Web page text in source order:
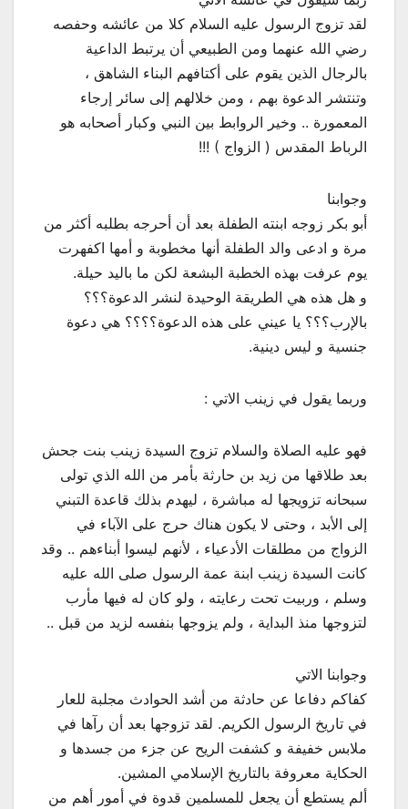
لقد تزوج الرسول عليه السلام كلا من عائشه وحفصه
رضي الله عنهما ومن الطبيعي أن يرتبط الداعية
بالرجال الذين يقوم على أكتافهم البناء الشاهق ،
وتنتشر الدعوة بهم ، ومن خلالهم إلى سائر إرجاء
المعمورة .. وخير الروابط بين النبي وكبار أصحابه هو
الرباط المقدس ( الزواج ) !!!
وجوابنا
أبو بكر زوجه ابنته الطفلة بعد أن أحرجه بطلبه أكثر من
مرة و ادعى والد الطفلة أنها مخطوبة و أمها اكفهرت
يوم عرفت بهذه الخطبة البشعة لكن ما باليد حيلة.
و هل هذه هي الطريقة الوحيدة لنشر الدعوة؟؟؟
بالإرب؟؟؟ يا عيني على هذه الدعوة؟؟؟؟ هي دعوة
جنسية و ليس دينية.
وربما يقول في زينب الاتي :
فهو عليه الصلاة والسلام تزوج السيدة زينب بنت جحش
بعد طلاقها من زيد بن حارثة بأمر من الله الذي تولى
سبحانه تزويجها له مباشرة ، ليهدم بذلك قاعدة التبني
إلى الأبد ، وحتى لا يكون هناك حرج على الآباء في
الزواج من مطلقات الأدعياء ، لأنهم ليسوا أبناءهم .. وقد
كانت السيدة زينب ابنة عمة الرسول صلى الله عليه
وسلم ، وربيت تحت رعايته ، ولو كان له فيها مأرب
لتزوجها منذ البداية ، ولم يزوجها بنفسه لزيد من قبل ..
وجوابنا الاتي
كفاكم دفاعا عن حادثة من أشد الحوادث مجلبة للعار
في تاريخ الرسول الكريم. لقد تزوجها بعد أن رآها في
ملابس خفيفة و كشفت الريح عن جزء من جسدها و
الحكاية معروفة بالتاريخ الإسلامي المشين.
ألم يستطع أن يجعل للمسلمين قدوة في أمور أهم من